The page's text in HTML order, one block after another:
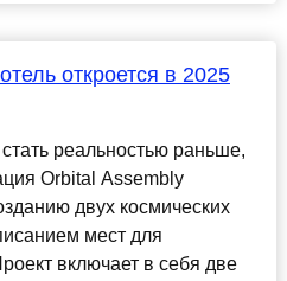
откроется в 2025
реальностью раньше,
Orbital Assembly
двух космических
мест для
включает в себя две